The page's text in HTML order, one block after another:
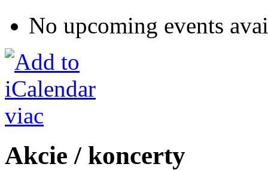
No upcoming events
viac
Akcie / koncerty